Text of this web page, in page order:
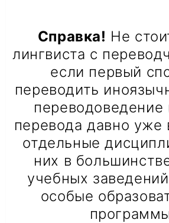
Справка! Не
лингвиста с
если первый
переводить
переводоведение
перевода давно уже
отдельные
них в
учебных
особые